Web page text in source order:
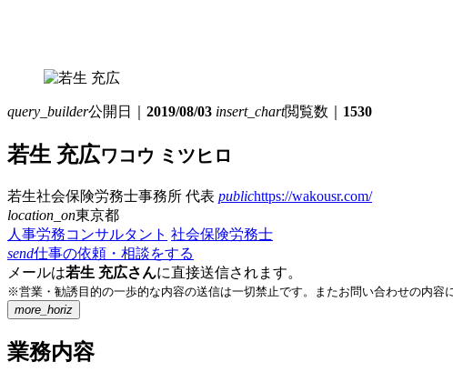
query_builder公開日｜ 2019/08/03 insert_chart閲覧数｜ 1530
若生 充広ワコウ ミツヒロ
若生社会保険労務士事務所 代表 publichttps://wakousr.com/
location_on東京都
人事労務コンサルタント 社会保険労務士
send仕事の依頼・相談をする
メールは若生 充広さんに直接送信されます。
※営業・勧誘目的の一歩的な内容の送信は一切禁止です。またお問い合わせの内容
more_horiz
業務内容